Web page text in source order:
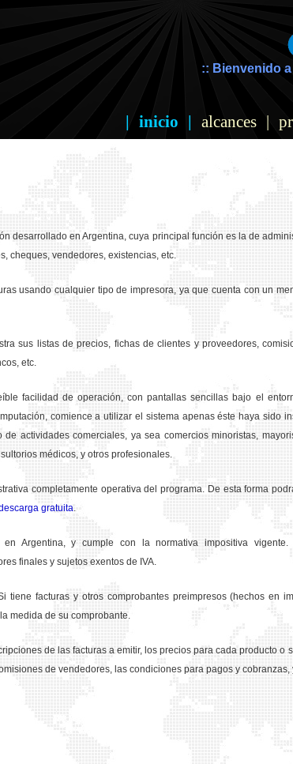
:: Bienvenido
| inicio | alcances|
desarrollado en Argentina, cuya principal función es la de
cheques, vendedores, existencias, etc.
usando cualquier tipo de impresora, ya que cuenta con un
sus listas de precios, fichas de clientes y proveedores,
etc.
facilidad de operación, con pantallas sencillas bajo el
comience a utilizar el sistema apenas éste haya sido
actividades comerciales, ya sea comercios minoristas,
médicos, y otros profesionales.
completamente operativa del programa. De esta forma
gratuita.
en Argentina, y cumple con la normativa impositiva vigente.
finales y sujetos exentos de IVA.
tiene facturas y otros comprobantes preimpresos (hechos en
medida de su comprobante.
de las facturas a emitir, los precios para cada producto o
de vendedores, las condiciones para pagos y